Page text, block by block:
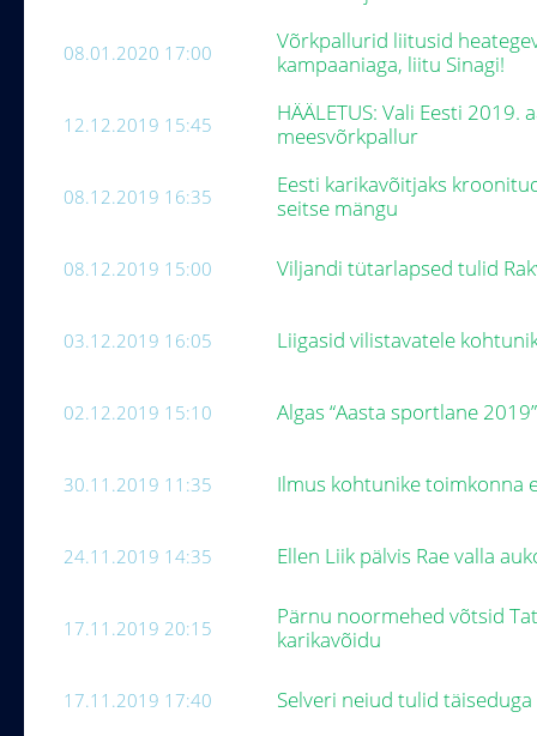
08.01.2020 17:00
Võrkpallurid liitusid
kampaaniaga, liitu Sinagi!
12.12.2019 15:45
HÄÄLETUS: Vali Eesti 2019.
meesvõrkpallur
08.12.2019 16:35
Eesti karikavõitjaks
seitse mängu
08.12.2019 15:00 Viljandi tütarlapsed tulid
03.12.2019 16:05 Liigasid vilistavatele
02.12.2019 15:10 Algas “Aasta sportlane
30.11.2019 11:35 Ilmus kohtunike toimkonna
24.11.2019 14:35 Ellen Liik pälvis Rae valla
17.11.2019 20:15
Pärnu noormehed võtsid
karikavõidu
17.11.2019 17:40 Selveri neiud tulid